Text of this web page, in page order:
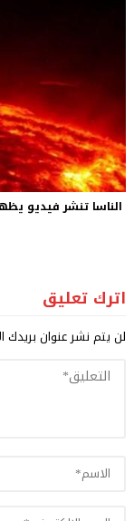
الناسا تنشر فيديو
اترك تعليق
لن يتم نشر عنوان بريدك